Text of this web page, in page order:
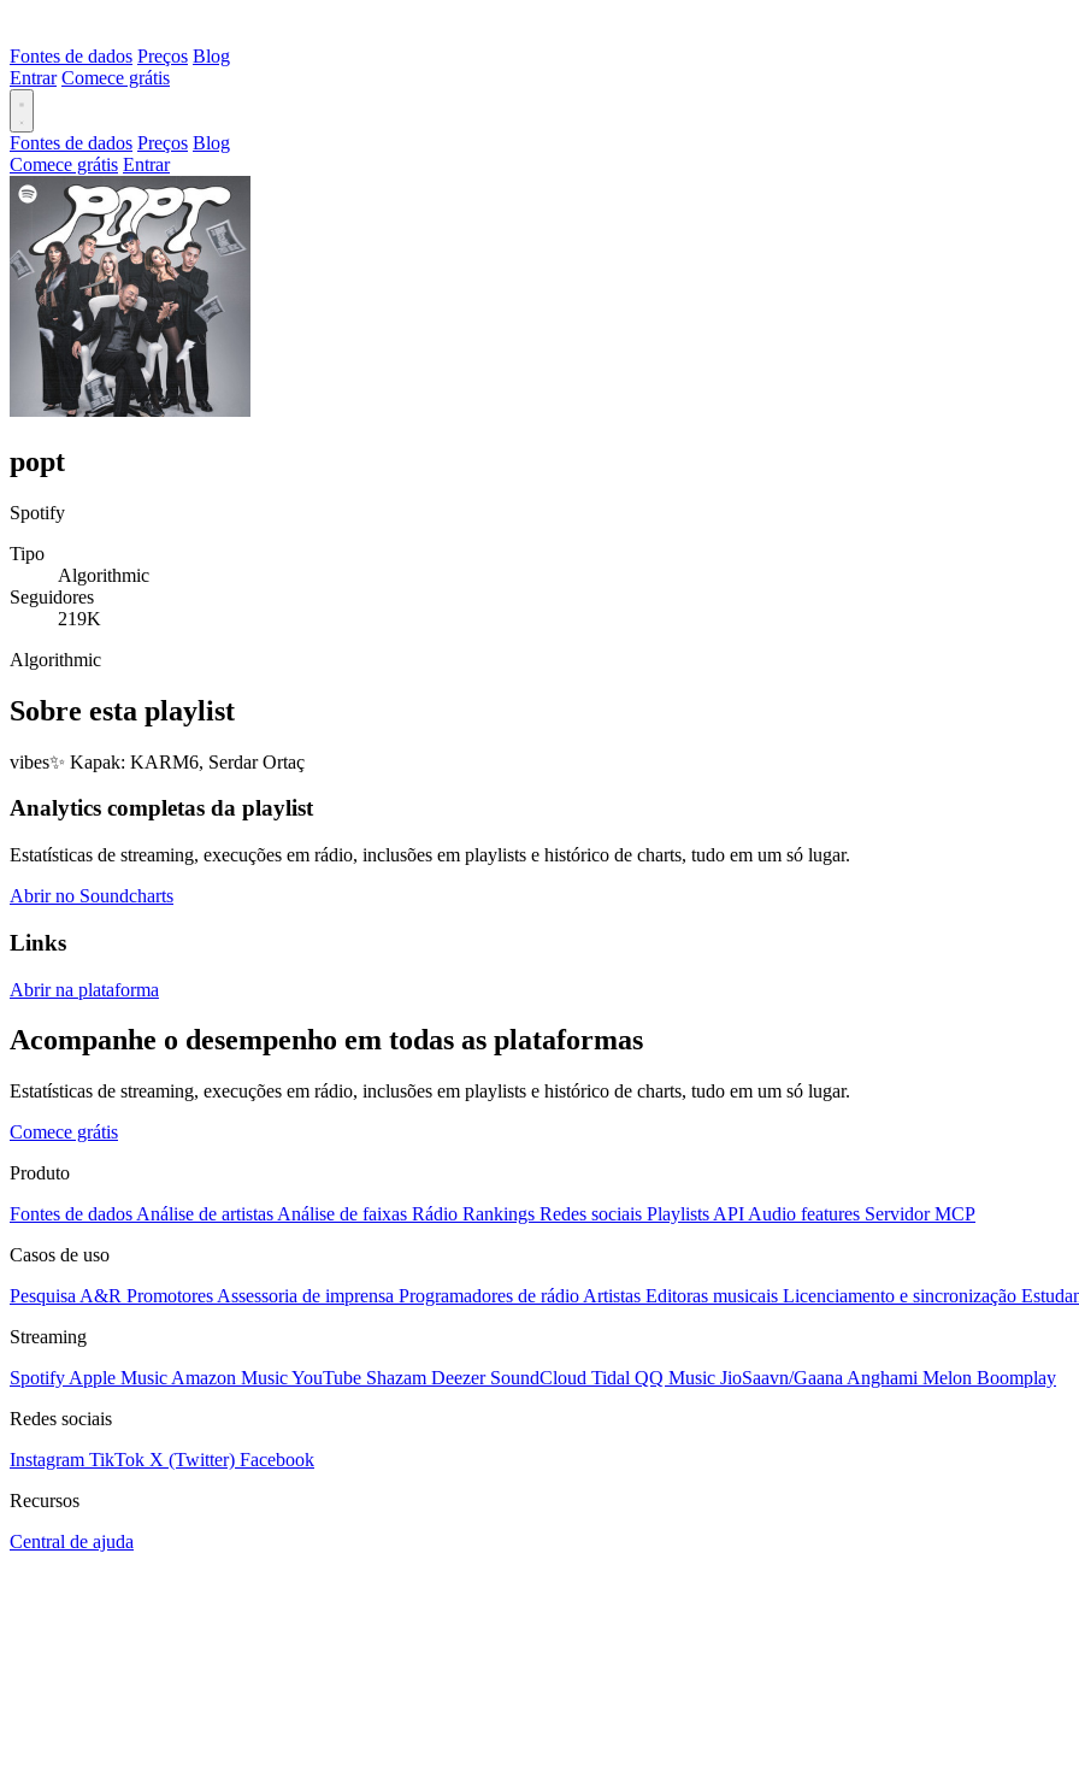
Fontes de dados Preços Blog
Entrar Comece grátis
Fontes de dados Preços Blog
Comece grátis Entrar
popt
Spotify
Tipo
Algorithmic
Seguidores
219K
Algorithmic
Sobre esta playlist
vibes✨ Kapak: KARM6, Serdar Ortaç
Analytics completas da playlist
Estatísticas de streaming, execuções em rádio, inclusões em playlists e histórico de charts, tudo em um só lugar.
Abrir no Soundcharts
Links
Abrir na plataforma
Acompanhe o desempenho em todas as plataformas
Estatísticas de streaming, execuções em rádio, inclusões em playlists e histórico de charts, tudo em um só lugar.
Comece grátis
Produto
Fontes de dados Análise de artistas Análise de faixas Rádio Rankings Redes sociais Playlists API Audio features Servidor MCP
Casos de uso
Pesquisa A&R Promotores Assessoria de imprensa Programadores de rádio Artistas Editoras musicais Licenciamento e sincronização
Streaming
Spotify Apple Music Amazon MusicYouTube Shazam Deezer SoundCloud Tidal QQ Music JioSaavn/Gaana Anghami Melon Boomplay
Redes sociais
Instagram TikTok X (Twitter) Facebook
Recursos
Central de ajuda